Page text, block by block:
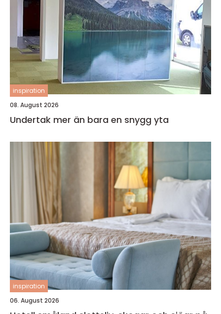
inspiration
08. August 2026
Undertak mer än bara en snygg yta
inspiration
06. August 2026